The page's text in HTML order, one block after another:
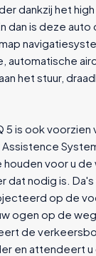
dankzij het
dan is deze auto
het stuur,
5 is ook voorzien
voor u de
dat nodig is.
op de
ogen op de
de
en attendeert